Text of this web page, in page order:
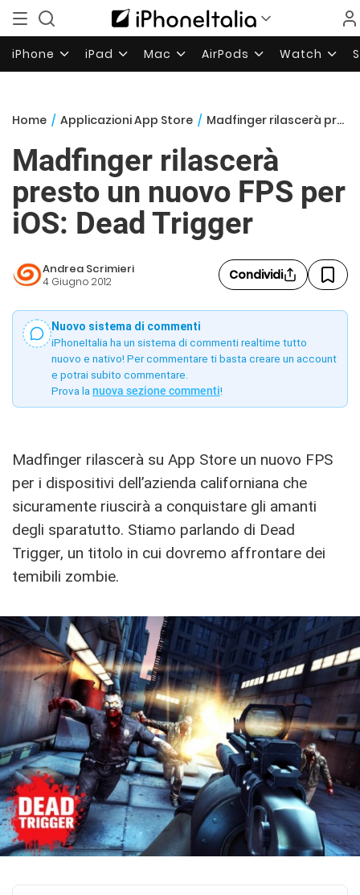
iPhone iPad Mac AirPods Watch
Home / Applicazioni App Store / Madfinger rilascerà presto un nuovo FPS per iOS: Dead Trigger
Madfinger rilascerà
presto un nuovo FPS per
iOS: Dead Trigger
Andrea Scrimieri
4 Giugno 2012 Condividi
Nuovo sistema di commenti
iPhoneItalia ha un sistema di commenti realtime tutto
nuovo e nativo! Per commentare ti basta creare un account
e potrai subito commentare.
Prova la nuova sezione commenti!
Madfinger rilascerà su App Store un nuovo FPS
per i dispositivi dell’azienda californiana che
sicuramente riuscirà a conquistare gli amanti
degli sparatutto. Stiamo parlando di Dead
Trigger, un titolo in cui dovremo affrontare dei
temibili zombie.